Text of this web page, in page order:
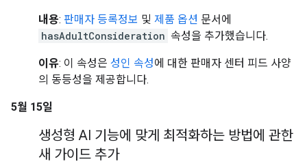
내용: 판매자 등록정보 및 제품 옵션 문서에
hasAdultConsideration 속성을 추가했습니다.
이유: 이 속성은 성인 속성에 대한 판매자 센터 피드 사양
의 동등성을 제공합니다.
5월 15일
생성형 AI 기능에 맞게 최적화하는 방법에 관한
새 가이드 추가